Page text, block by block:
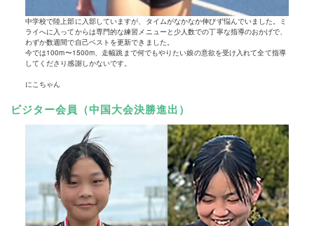
中学校で陸上部に入部していますが、タイムがなかなか伸びず悩んでいました。ミ
ライへに入ってからは専門的な練習メニューと少人数での丁寧な指導のおかげで、
わずか数週間で自己ベストを更新できました。
今では100m〜1500m、走幅跳まで何でもやりたい娘の意欲を受け入れて全て指導
してくださり感謝しかないです。
にこちゃん
ビジター会員（中国大会決勝進出）